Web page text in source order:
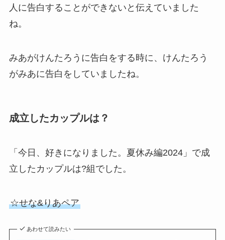
人に告白することができないと伝えていました
ね。
みあがけんたろうに告白をする時に、けんたろう
がみあに告白をしていましたね。
成立したカップルは？
「今日、好きになりました。夏休み編2024」で成
立したカップルは?組でした。
☆せな&りあペア
あわせて読みたい